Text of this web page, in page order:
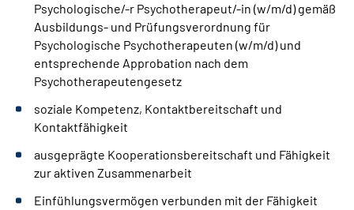
Psychologische/-r Psychotherapeut/-in (w/m/d) gemäß
Ausbildungs- und Prüfungsverordnung für
Psychologische Psychotherapeuten (w/m/d) und
entsprechende Approbation nach dem
Psychotherapeutengesetz
soziale Kompetenz, Kontaktbereitschaft und
Kontaktfähigkeit
ausgeprägte Kooperationsbereitschaft und Fähigkeit
zur aktiven Zusammenarbeit
Einfühlungsvermögen verbunden mit der Fähigkeit